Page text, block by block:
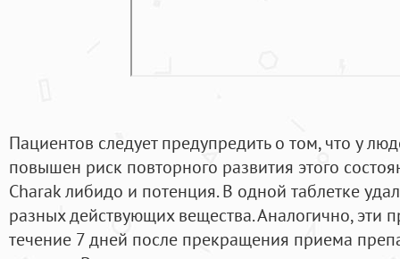
Пациентов следует предупредить о том, что у
повышен риск повторного развития этого
Charak либидо и потенция. В одной таблетке
разных действующих вещества. Аналогично, эти
течение 7 дней после прекращения приема